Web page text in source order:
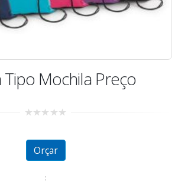
Tipo Mochila Preço
of
Orçar
: